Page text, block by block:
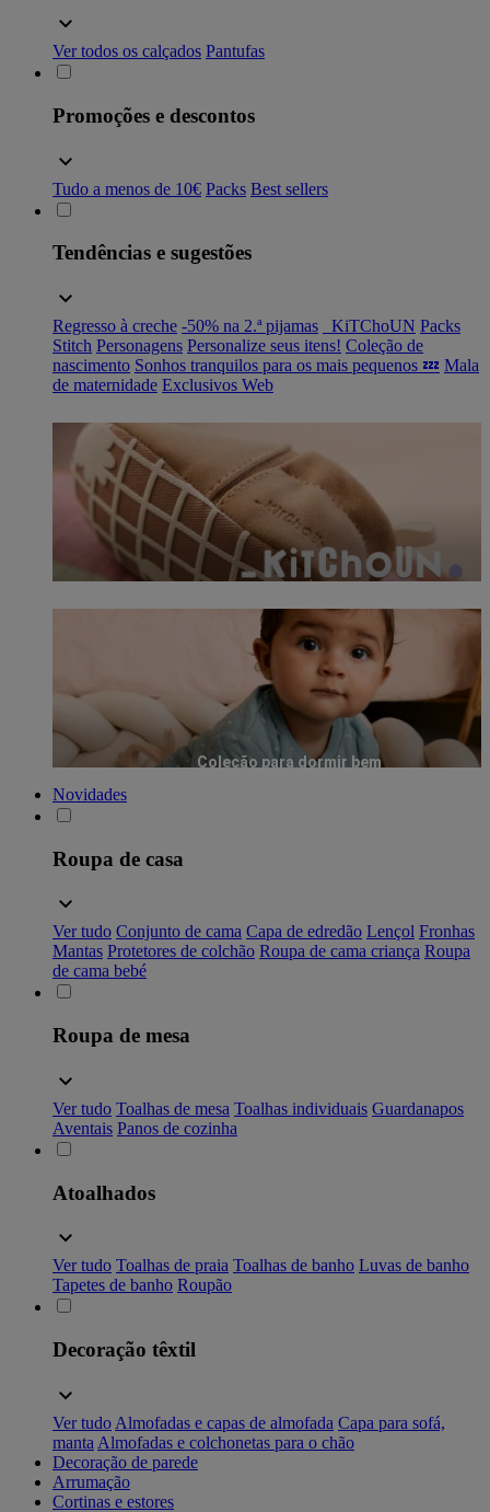
Ver todos os calçados Pantufas
Promoções e descontos
Tudo a menos de 10€ Packs Best sellers
Tendências e sugestões
Regresso à creche -50% na 2.ª pijamas _KiTChoUN Packs
Stitch Personagens Personalize seus itens! Coleção de
nascimento Sonhos tranquilos para os mais pequenos 💤 Mala
de maternidade Exclusivos Web
Coleção para dormir bem
Novidades
Roupa de casa
Ver tudo Conjunto de cama Capa de edredão Lençol Fronhas
Mantas Protetores de colchão Roupa de cama criança Roupa
de cama bebé
Roupa de mesa
Ver tudo Toalhas de mesa Toalhas individuais Guardanapos
Aventais Panos de cozinha
Atoalhados
Ver tudo Toalhas de praia Toalhas de banho Luvas de banho
Tapetes de banho Roupão
Decoração têxtil
Ver tudo Almofadas e capas de almofada Capa para sofá,
manta Almofadas e colchonetas para o chão
Decoração de parede
Arrumação
Cortinas e estores